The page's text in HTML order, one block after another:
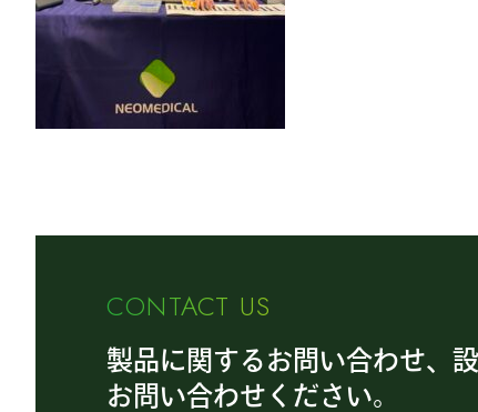
CONTACT US
製品に関するお問い合わせ、
お問い合わせください。